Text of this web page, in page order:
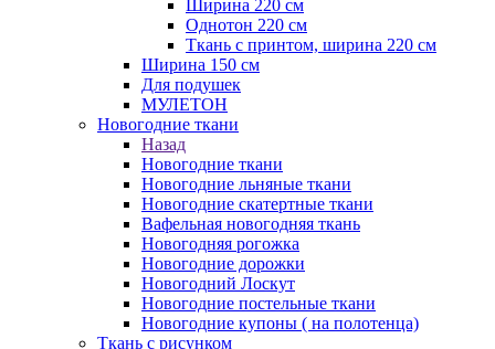
Ширина 220 см
Однотон 220 см
Ткань с принтом, ширина 220 см
Ширина 150 см
Для подушек
МУЛЕТОН
Новогодние ткани
Назад
Новогодние ткани
Новогодние льняные ткани
Новогодние скатертные ткани
Вафельная новогодняя ткань
Новогодняя рогожка
Новогодние дорожки
Новогодний Лоскут
Новогодние постельные ткани
Новогодние купоны ( на полотенца)
Ткань с рисунком